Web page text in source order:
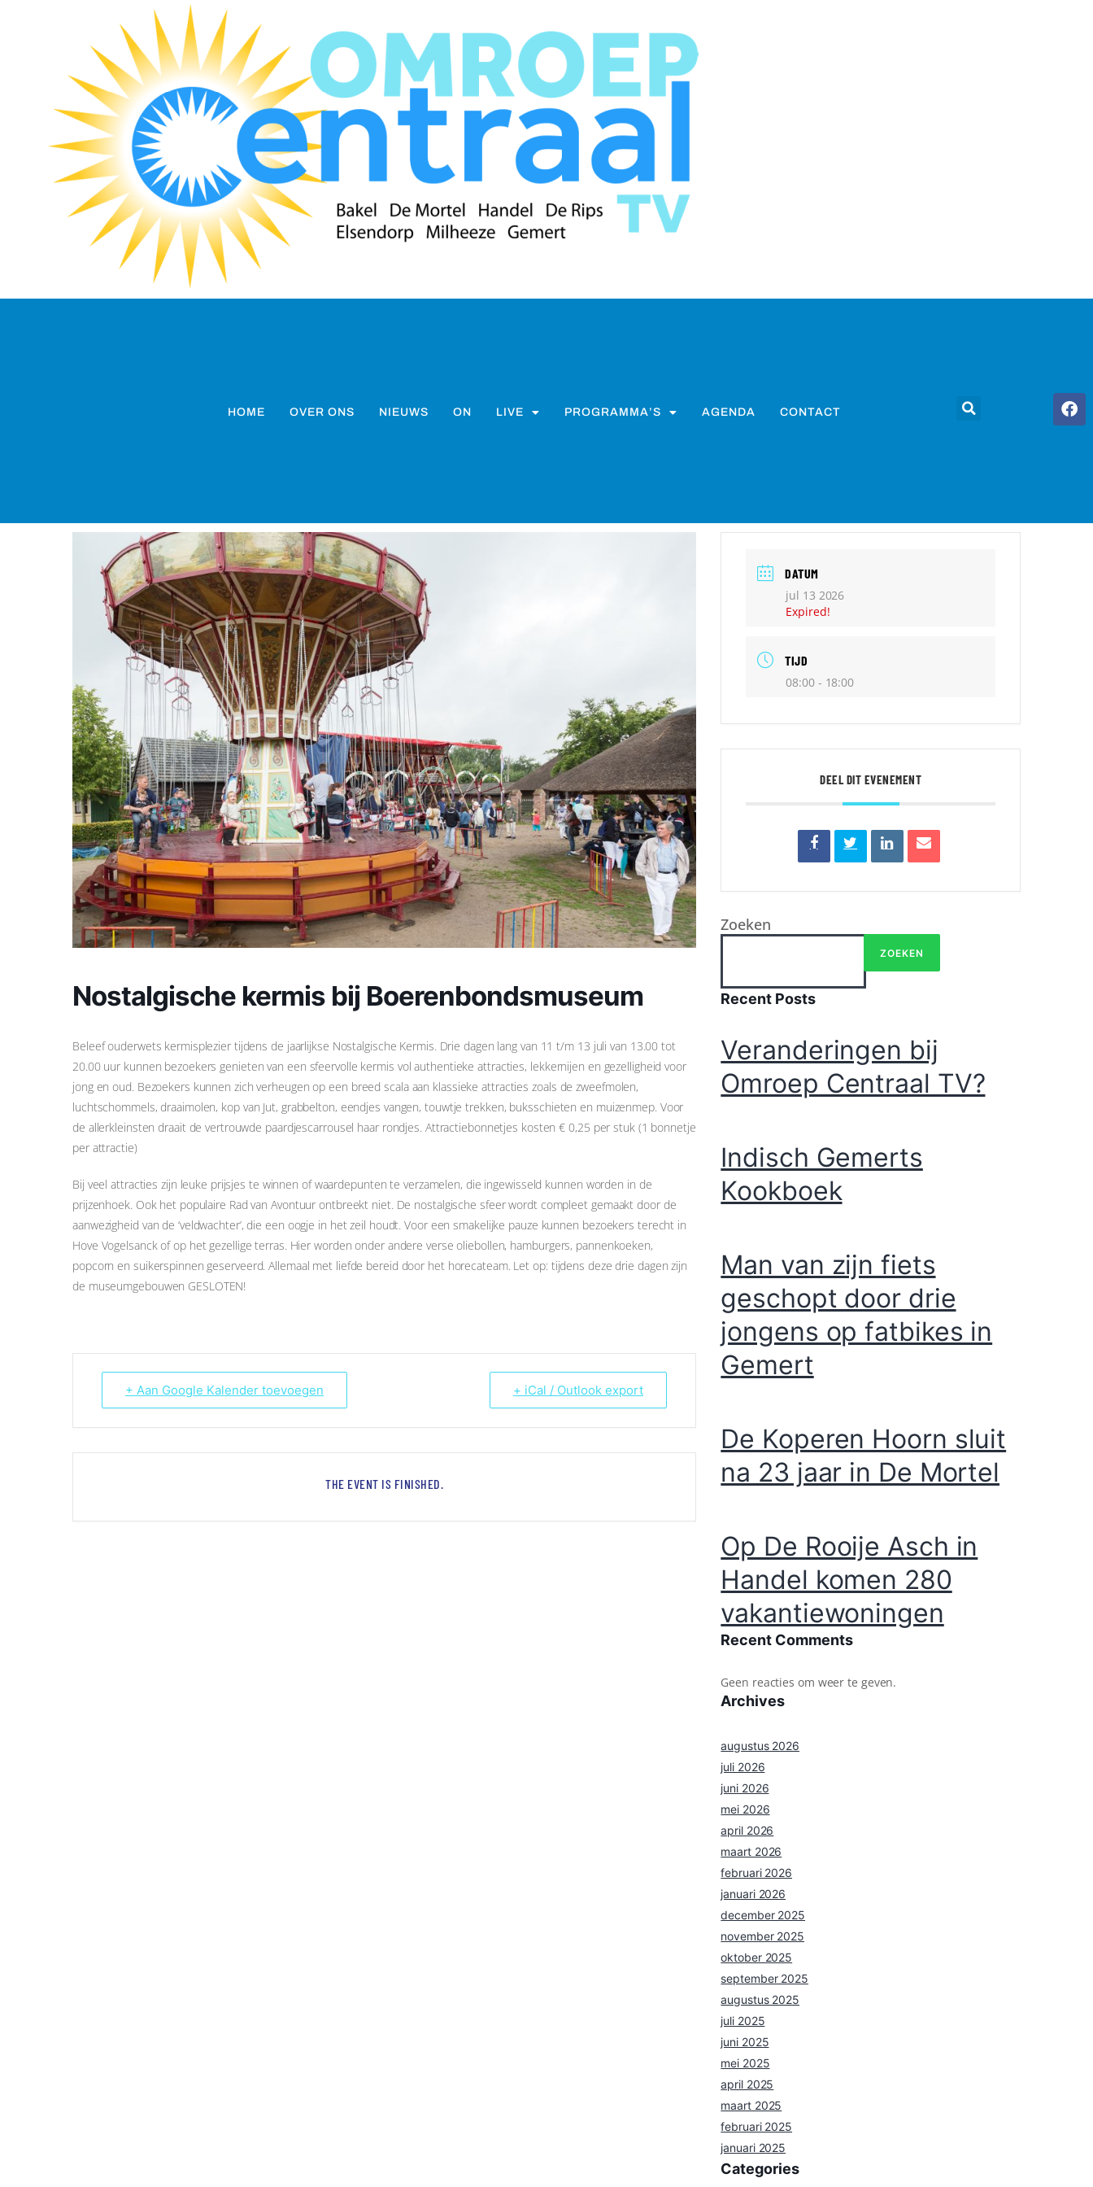
HOME OVER ONS NIEUWS ON LIVE PROGRAMMA’S AGENDA CONTACT
Nostalgische kermis bij Boerenbondsmuseum
Beleef ouderwets kermisplezier tijdens de jaarlijkse Nostalgische Kermis. Drie dagen lang van 11 t/m 13 juli van 13.00 tot
20.00 uur kunnen bezoekers genieten van een sfeervolle kermis vol authentieke attracties, lekkernijen en gezelligheid voor
jong en oud. Bezoekers kunnen zich verheugen op een breed scala aan klassieke attracties zoals de zweefmolen,
luchtschommels, draaimolen, kop van Jut, grabbelton, eendjes vangen, touwtje trekken, buksschieten en muizenmep. Voor
de allerkleinsten draait de vertrouwde paardjescarrousel haar rondjes. Attractiebonnetjes kosten € 0,25 per stuk (1 bonnetje
per attractie)
Bij veel attracties zijn leuke prijsjes te winnen of waardepunten te verzamelen, die ingewisseld kunnen worden in de
prijzenhoek. Ook het populaire Rad van Avontuur ontbreekt niet. De nostalgische sfeer wordt compleet gemaakt door de
aanwezigheid van de ‘veldwachter’, die een oogje in het zeil houdt. Voor een smakelijke pauze kunnen bezoekers terecht in
Hove Vogelsanck of op het gezellige terras. Hier worden onder andere verse oliebollen, hamburgers, pannenkoeken,
popcorn en suikerspinnen geserveerd. Allemaal met liefde bereid door het horecateam. Let op: tijdens deze drie dagen zijn
de museumgebouwen GESLOTEN!
+ Aan Google Kalender toevoegen + iCal / Outlook export
THE EVENT IS FINISHED.
DATUM
jul 13 2026
Expired!
TIJD
08:00 - 18:00
DEEL DIT EVENEMENT
Zoeken
ZOEKEN
Recent Posts
Veranderingen bij
Omroep Centraal TV?
Indisch Gemerts
Kookboek
Man van zijn fiets
geschopt door drie
jongens op fatbikes in
Gemert
De Koperen Hoorn sluit
na 23 jaar in De Mortel
Op De Rooije Asch in
Handel komen 280
vakantiewoningen
Recent Comments
Geen reacties om weer te geven.
Archives
augustus 2026
juli 2026
juni 2026
mei 2026
april 2026
maart 2026
februari 2026
januari 2026
december 2025
november 2025
oktober 2025
september 2025
augustus 2025
juli 2025
juni 2025
mei 2025
april 2025
maart 2025
februari 2025
januari 2025
Categories